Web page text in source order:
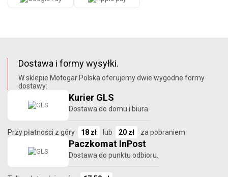
Dostawa i formy wysyłki.
W sklepie Motogar Polska oferujemy dwie wygodne formy
dostawy:
Kurier GLS
Dostawa do domu i biura.
Przy płatności z góry 18 zł lub 20 zł za pobraniem
Paczkomat InPost
Dostawa do punktu odbioru.